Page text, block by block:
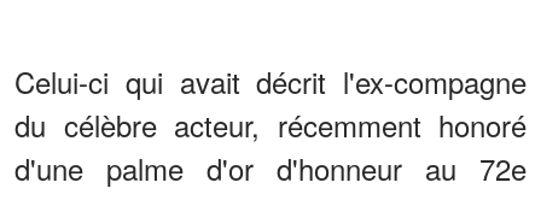
Celui-ci qui avait décrit l'ex-compagne
du célèbre acteur, récemment honoré
d'une palme d'or d'honneur au 72e